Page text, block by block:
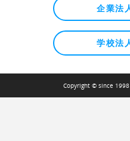
企業法
学校法
Copyright © since